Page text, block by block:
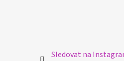
Sledovat na